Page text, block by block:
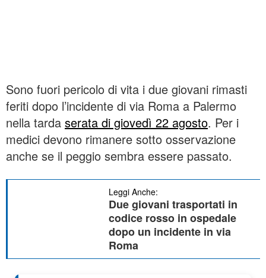
Sono fuori pericolo di vita i due giovani rimasti
feriti dopo l’incidente di via Roma a Palermo
nella tarda serata di giovedì 22 agosto. Per i
medici devono rimanere sotto osservazione
anche se il peggio sembra essere passato.
Leggi Anche:
Due giovani trasportati in
codice rosso in ospedale
dopo un incidente in via
Roma